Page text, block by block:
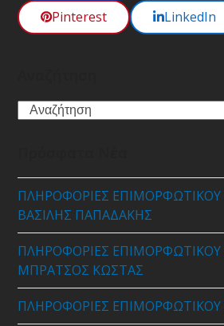
Pinterest
LinkedIn
Search
ΠΛΗΡΟΦΟΡΙΕΣ ΕΠΙΜΟΡΦΩΤΙΚΟΥ
ΒΑΣΙΛΗΣ ΠΑΠΑΔΑΚΗΣ
ΠΛΗΡΟΦΟΡΙΕΣ ΕΠΙΜΟΡΦΩΤΙΚΟΥ
ΜΠΡΑΤΣΟΣ ΚΩΣΤΑΣ
ΠΛΗΡΟΦΟΡΙΕΣ ΕΠΙΜΟΡΦΩΤΙΚΟΥ